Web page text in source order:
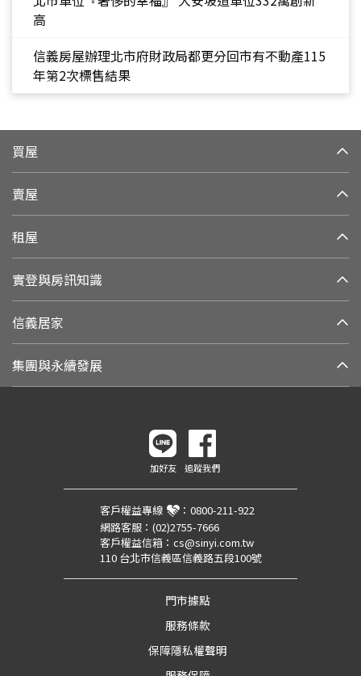
高
信義房屋辦理北市府財政局都更分回市有不動產115
年第2次標售結果
買屋
賣屋
租屋
實登與房訊知識
信義居家
集團與永續發展
加好友 追蹤我們
客戶權益專線 ： 0800-211-922
網路客服： (02)2755-7666
客戶權益信箱： cs@sinyi.com.tw
110 台北市信義區信義路五段100號
門市據點
服務條款
保障隱私權聲明